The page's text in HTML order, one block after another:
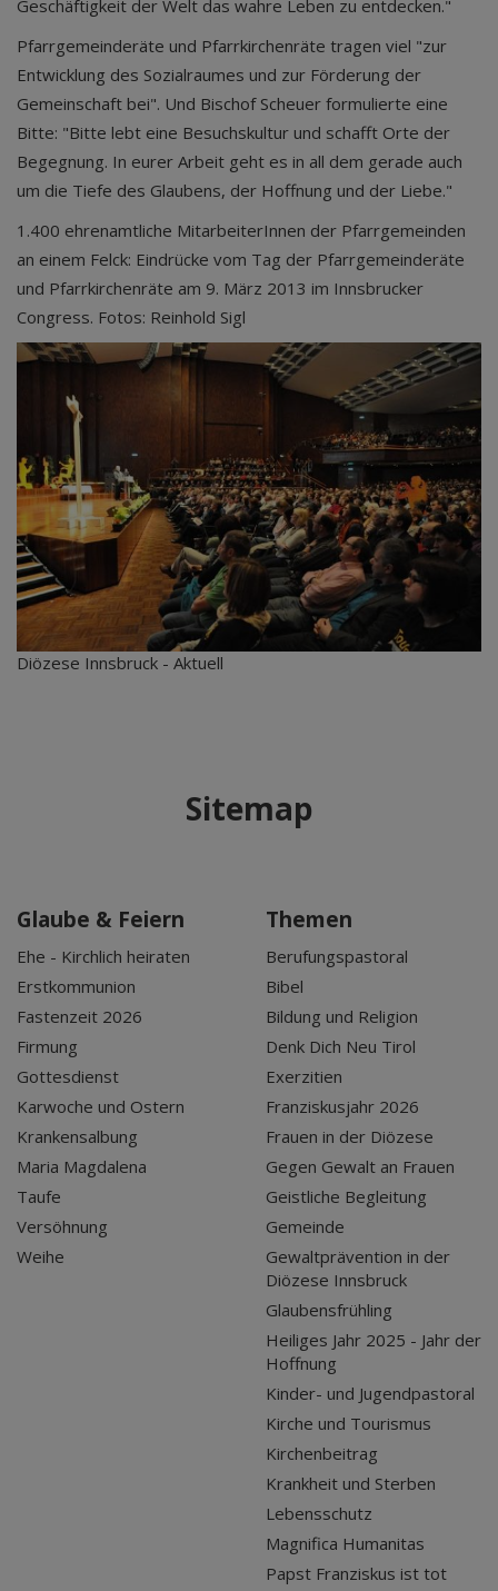
Geschäftigkeit der Welt das wahre Leben zu entdecken."
Pfarrgemeinderäte und Pfarrkirchenräte tragen viel "zur
Entwicklung des Sozialraumes und zur Förderung der
Gemeinschaft bei". Und Bischof Scheuer formulierte eine
Bitte: "Bitte lebt eine Besuchskultur und schafft Orte der
Begegnung. In eurer Arbeit geht es in all dem gerade auch
um die Tiefe des Glaubens, der Hoffnung und der Liebe."
1.400 ehrenamtliche MitarbeiterInnen der Pfarrgemeinden
an einem Felck: Eindrücke vom Tag der Pfarrgemeinderäte
und Pfarrkirchenräte am 9. März 2013 im Innsbrucker
Congress. Fotos: Reinhold Sigl
Diözese Innsbruck - Aktuell
Sitemap
Glaube & Feiern
Ehe - Kirchlich heiraten
Erstkommunion
Fastenzeit 2026
Firmung
Gottesdienst
Karwoche und Ostern
Krankensalbung
Maria Magdalena
Taufe
Versöhnung
Weihe
Themen
Berufungspastoral
Bibel
Bildung und Religion
Denk Dich Neu Tirol
Exerzitien
Franziskusjahr 2026
Frauen in der Diözese
Gegen Gewalt an Frauen
Geistliche Begleitung
Gemeinde
Gewaltprävention in der
Diözese Innsbruck
Glaubensfrühling
Heiliges Jahr 2025 - Jahr der
Hoffnung
Kinder- und Jugendpastoral
Kirche und Tourismus
Kirchenbeitrag
Krankheit und Sterben
Lebensschutz
Magnifica Humanitas
Papst Franziskus ist tot